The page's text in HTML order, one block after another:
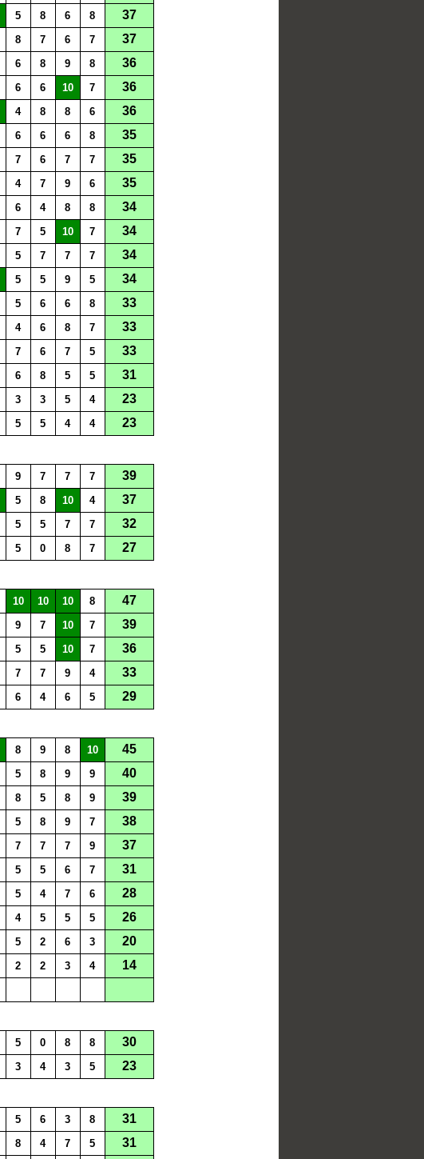
5 8 6 8 37
8 7 6 7 37
6 8 9 8 36
6 6 10 7 36
4 8 8 6 36
6 6 6 8 35
7 6 7 7 35
4 7 9 6 35
6 4 8 8 34
7 5 10 7 34
5 7 7 7 34
5 5 9 5 34
5 6 6 8 33
4 6 8 7 33
7 6 7 5 33
6 8 5 5 31
3 3 5 4 23
5 5 4 4 23
9 7 7 7 39
5 8 10 4 37
5 5 7 7 32
5 0 8 7 27
10 10 10 8 47
9 7 10 7 39
5 5 10 7 36
7 7 9 4 33
6 4 6 5 29
8 9 8 10 45
5 8 9 9 40
8 5 8 9 39
5 8 9 7 38
7 7 7 9 37
5 5 6 7 31
5 4 7 6 28
4 5 5 5 26
5 2 6 3 20
2 2 3 4 14
5 0 8 8 30
3 4 3 5 23
5 6 3 8 31
8 4 7 5 31